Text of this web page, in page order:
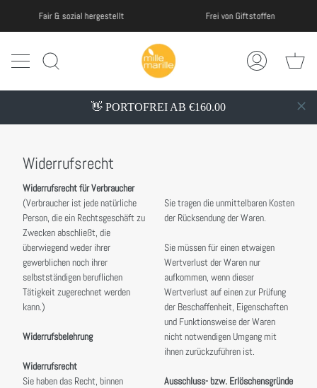
contenu
Fair & sozial hergestellt Frei von Giftstoffen
Recherche
Mon
👋 PORTOFREI AB €160.00
Widerrufsrecht
Widerrufsrecht für Verbraucher
(Verbraucher ist jede natürliche
Person, die ein Rechtsgeschäft zu
Zwecken abschließt, die
überwiegend weder ihrer
gewerblichen noch ihrer
selbstständigen beruflichen
Tätigkeit zugerechnet werden
kann.)
Widerrufsbelehrung
Widerrufsrecht
Sie haben das Recht, binnen
Sie tragen die unmittelbaren Kosten
der Rücksendung der Waren.
Sie müssen für einen etwaigen
Wertverlust der Waren nur
aufkommen, wenn dieser
Wertverlust auf einen zur Prüfung
der Beschaffenheit, Eigenschaften
und Funktionsweise der Waren
nicht notwendigen Umgang mit
ihnen zurückzuführen ist.
Ausschluss- bzw. Erlöschensgründe